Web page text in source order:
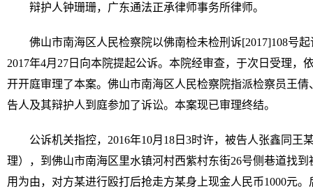
辩护人钟珊珊，广东通法正承律师事务所律师。
佛山市南海区人民检察院以佛南检未检刑诉[2017]108号
2017年4月27日向本院提起公诉。本院经审查，于次日受理，
开开庭审理了本案。佛山市南海区人民检察院指派检察员王
告人及其辩护人到庭参加了诉讼。本案现已审理终结。
公诉机关指控，2016年10月18日3时许，被告人张鑫同王
理），到佛山市南海区里水镇河村西紫村东街26号侧巷道找
用为由，对方某进行殴打后抢走方某身上现金人民币1000元